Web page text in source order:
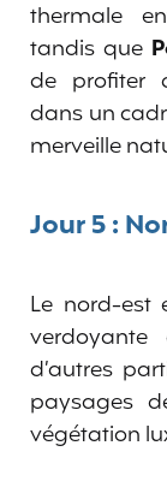
thermale
tandis que
de profiter
dans un
merveille
Jour 5 :
Le nord-est
verdoyante
d’autres
paysages
végétation